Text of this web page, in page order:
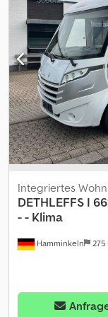
Cherry ----
Stahlrad 195 R14 C
Sicherh.-
Gasreglerbeheizung
(Duschausstattung
Wasseranschluss) *
kg und 1800 kg *
Indirekte
Short inkl. Montage
---Änderungen,
created with
Hamminkeln 275
Integriertes
DETHLEFFS I
- - Klima